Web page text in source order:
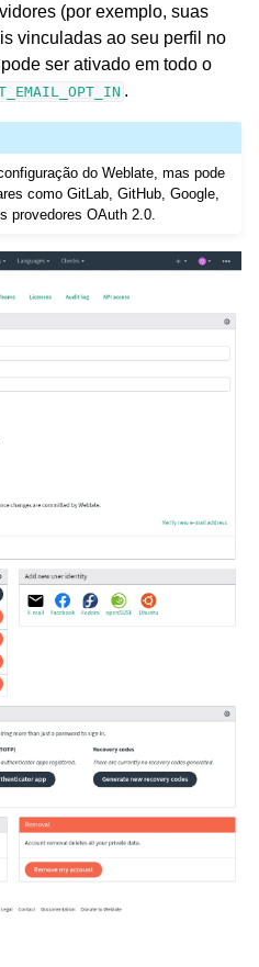
(por exemplo, suas
vinculadas ao seu perfil no
ser ativado em todo o
.
do Weblate, mas pode
como GitLab, GitHub, Google,
provedores OAuth 2.0.